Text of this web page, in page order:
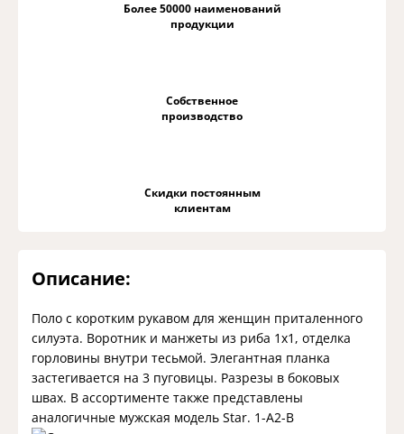
Более 50000 наименований
продукции
Собственное
производство
Скидки постоянным
клиентам
Описание:
Поло с коротким рукавом для женщин приталенного
силуэта. Воротник и манжеты из риба 1х1, отделка
горловины внутри тесьмой. Элегантная планка
застегивается на 3 пуговицы. Разрезы в боковых
швах. В ассортименте также представлены
аналогичные мужская модель Star. 1-A2-B